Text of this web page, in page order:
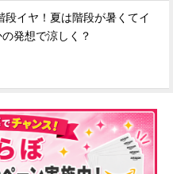
段イヤ！夏は階段が暑くてイ
発想で涼しく？